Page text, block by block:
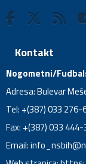
Kontakt
Nogometni/
Adresa: Bulevar
Tel: +(387) 033 276-
Fax: +(387) 033
Email: